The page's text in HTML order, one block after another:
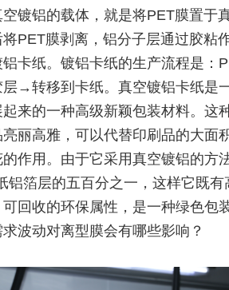
镀铝的载体，就是将PET膜置于
PET膜剥离，铝分子层通过胶粘
铝卡纸。镀铝卡纸的生产流程是
→转移到卡纸。真空镀铝卡纸是
来的一种高级新颖包装材料。这
丽高雅，可以代替印刷品的大面
作用。由于它采用真空镀铝的方
铝箔层的五百分之一，这样它既
回收的环保属性，是一种绿色包
波动对离型膜会有哪些影响？